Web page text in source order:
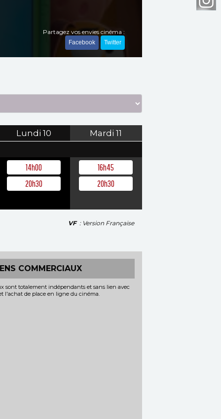
Partagez vos envies cinéma :
Facebook Twitter
Lundi 10 Mardi 11
14h00
20h30
16h45
20h30
VF : Version Française
COMMERCIAUX
sont totalement indépendants et sans lien avec
l'achat de place en ligne du cinéma.